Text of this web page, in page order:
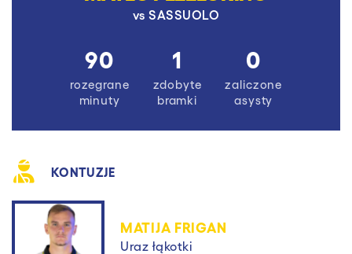
vsSASSUOLO
90
rozegrane
minuty
1
zdobyte
bramki
0
zaliczone
asysty
KONTUZJE
MATIJA FRIGAN
Uraz łąkotki